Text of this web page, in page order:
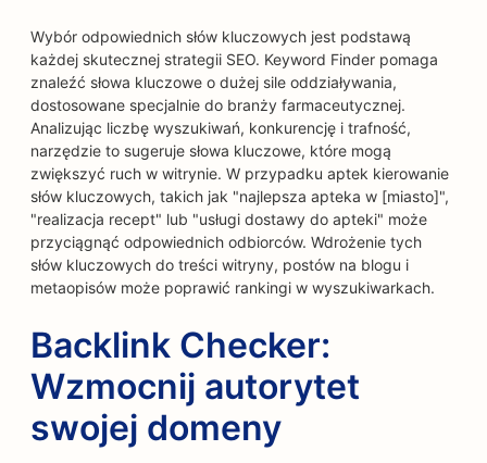
Wybór odpowiednich słów kluczowych jest podstawą
każdej skutecznej strategii SEO. Keyword Finder pomaga
znaleźć słowa kluczowe o dużej sile oddziaływania,
dostosowane specjalnie do branży farmaceutycznej.
Analizując liczbę wyszukiwań, konkurencję i trafność,
narzędzie to sugeruje słowa kluczowe, które mogą
zwiększyć ruch w witrynie. W przypadku aptek kierowanie
słów kluczowych, takich jak "najlepsza apteka w [miasto]",
"realizacja recept" lub "usługi dostawy do apteki" może
przyciągnąć odpowiednich odbiorców. Wdrożenie tych
słów kluczowych do treści witryny, postów na blogu i
metaopisów może poprawić rankingi w wyszukiwarkach.
Backlink Checker:
Wzmocnij autorytet
swojej domeny